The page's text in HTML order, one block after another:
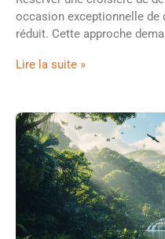
occasion exceptionnelle de
réduit. Cette approche
Lire la suite »